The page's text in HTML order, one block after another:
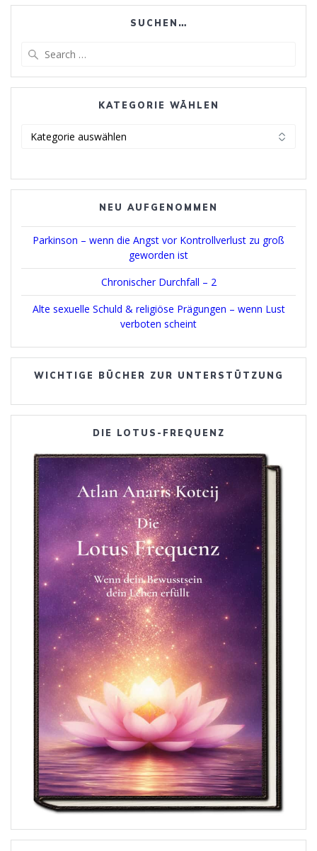
SUCHEN…
KATEGORIE WÄHLEN
NEU AUFGENOMMEN
Parkinson – wenn die Angst vor Kontrollverlust zu groß
geworden ist
Chronischer Durchfall – 2
Alte sexuelle Schuld & religiöse Prägungen – wenn Lust
verboten scheint
WICHTIGE BÜCHER ZUR UNTERSTÜTZUNG
DIE LOTUS-FREQUENZ